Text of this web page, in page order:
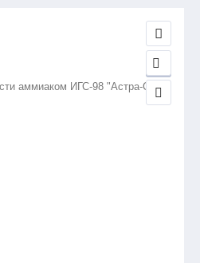
аммиаком ИГС-98 "Астра-СВ"